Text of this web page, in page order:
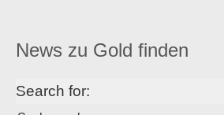
News zu Gold finden
Search for: